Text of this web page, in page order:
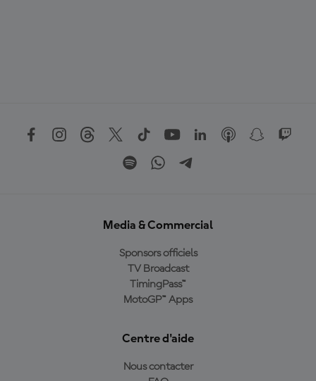
Media & Commercial
Sponsors officiels
TV Broadcast
TimingPass™
MotoGP™ Apps
Centre d'aide
Nous contacter